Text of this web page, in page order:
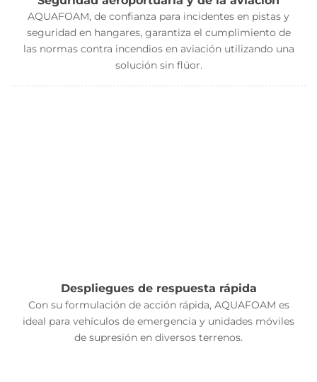
AQUAFOAM, de confianza para incidentes en pistas y
seguridad en hangares, garantiza el cumplimiento de
las normas contra incendios en aviación utilizando una
solución sin flúor.
Despliegues de respuesta rápida
Con su formulación de acción rápida, AQUAFOAM es
ideal para vehículos de emergencia y unidades móviles
de supresión en diversos terrenos.